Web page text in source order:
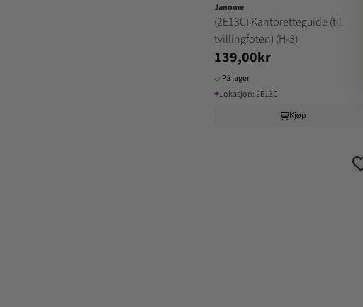
Janome
(2E13C) Kantbretteguide (til
tvillingfoten) (H-3)
139,00kr
På lager
⌖Lokasjon:2E13C
Kjøp